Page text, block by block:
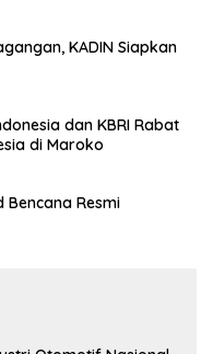
KADIN Siapkan
dan KBRI Rabat
di Maroko
Bencana Resmi